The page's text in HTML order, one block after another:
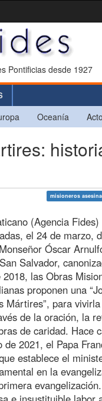
Pontificias desde 1927
Oceanía
misioneros
(Agencia
el 24 de marzo,
Óscar
Salvador,
las Obras
proponen una
Mártires”, para
de la oración, la
de caridad. Hace
de 2021, el Papa
establece el
en la